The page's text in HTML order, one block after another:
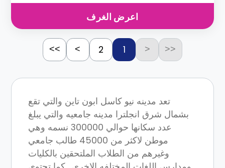
اعرض الغرف
<<
<
1
2
>
>>
تعد مدينه نيو كاسل ابون تاين والتي تقع
بشمال شرق انجلترا مدينه جامعيه والتي يبلغ
عدد سكانها حوالي 300000 نسمه وهي
موطن لاكثر من 45000 طالب جامعي
وغيرهم من الطلاب الملتحقين بالكليات